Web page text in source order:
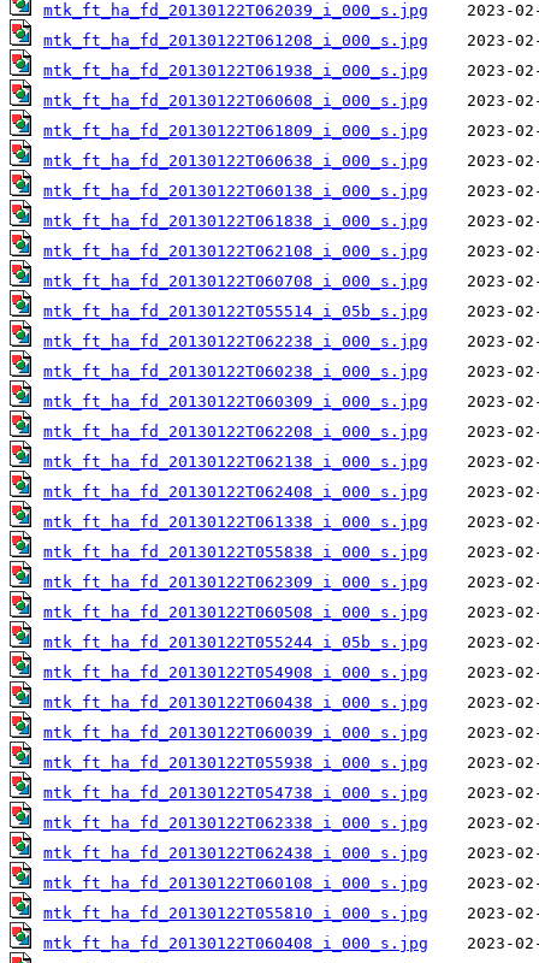
mtk_ft_ha_fd_20130122T062039_i_000_s.jpg
mtk_ft_ha_fd_20130122T061208_i_000_s.jpg
mtk_ft_ha_fd_20130122T061938_i_000_s.jpg
mtk_ft_ha_fd_20130122T060608_i_000_s.jpg
mtk_ft_ha_fd_20130122T061809_i_000_s.jpg
mtk_ft_ha_fd_20130122T060638_i_000_s.jpg
mtk_ft_ha_fd_20130122T060138_i_000_s.jpg
mtk_ft_ha_fd_20130122T061838_i_000_s.jpg
mtk_ft_ha_fd_20130122T062108_i_000_s.jpg
mtk_ft_ha_fd_20130122T060708_i_000_s.jpg
mtk_ft_ha_fd_20130122T055514_i_05b_s.jpg
mtk_ft_ha_fd_20130122T062238_i_000_s.jpg
mtk_ft_ha_fd_20130122T060238_i_000_s.jpg
mtk_ft_ha_fd_20130122T060309_i_000_s.jpg
mtk_ft_ha_fd_20130122T062208_i_000_s.jpg
mtk_ft_ha_fd_20130122T062138_i_000_s.jpg
mtk_ft_ha_fd_20130122T062408_i_000_s.jpg
mtk_ft_ha_fd_20130122T061338_i_000_s.jpg
mtk_ft_ha_fd_20130122T055838_i_000_s.jpg
mtk_ft_ha_fd_20130122T062309_i_000_s.jpg
mtk_ft_ha_fd_20130122T060508_i_000_s.jpg
mtk_ft_ha_fd_20130122T055244_i_05b_s.jpg
mtk_ft_ha_fd_20130122T054908_i_000_s.jpg
mtk_ft_ha_fd_20130122T060438_i_000_s.jpg
mtk_ft_ha_fd_20130122T060039_i_000_s.jpg
mtk_ft_ha_fd_20130122T055938_i_000_s.jpg
mtk_ft_ha_fd_20130122T054738_i_000_s.jpg
mtk_ft_ha_fd_20130122T062338_i_000_s.jpg
mtk_ft_ha_fd_20130122T062438_i_000_s.jpg
mtk_ft_ha_fd_20130122T060108_i_000_s.jpg
mtk_ft_ha_fd_20130122T055810_i_000_s.jpg
mtk_ft_ha_fd_20130122T060408_i_000_s.jpg